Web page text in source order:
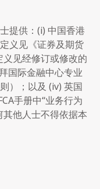
提供：(i) 中国香港
义见《证券及期货
见经修订或修改的
国际金融中心专业
）；以及 (iv) 英国
手册中“业务行为
他人士不得依据本